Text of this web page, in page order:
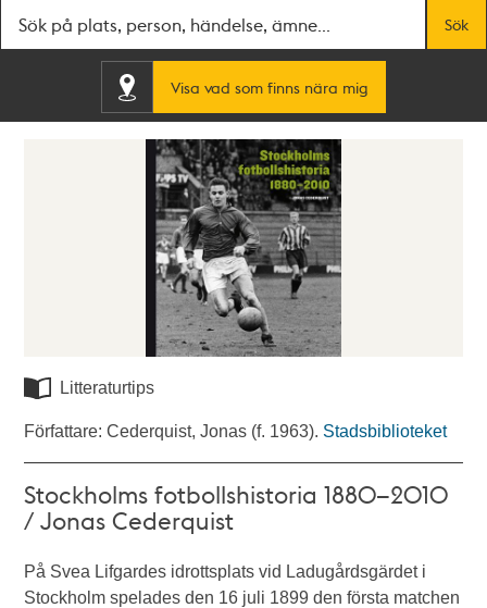
Sök
Visa vad som finns nära mig
Litteraturtips
Författare: Cederquist, Jonas (f. 1963). Stadsbiblioteket
Stockholms fotbollshistoria 1880–2010
/ Jonas Cederquist
På Svea Lifgardes idrottsplats vid Ladugårdsgärdet i
Stockholm spelades den 16 juli 1899 den första matchen